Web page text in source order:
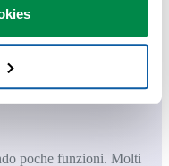
e a fare cose che Excel da
poche funzioni. Molti